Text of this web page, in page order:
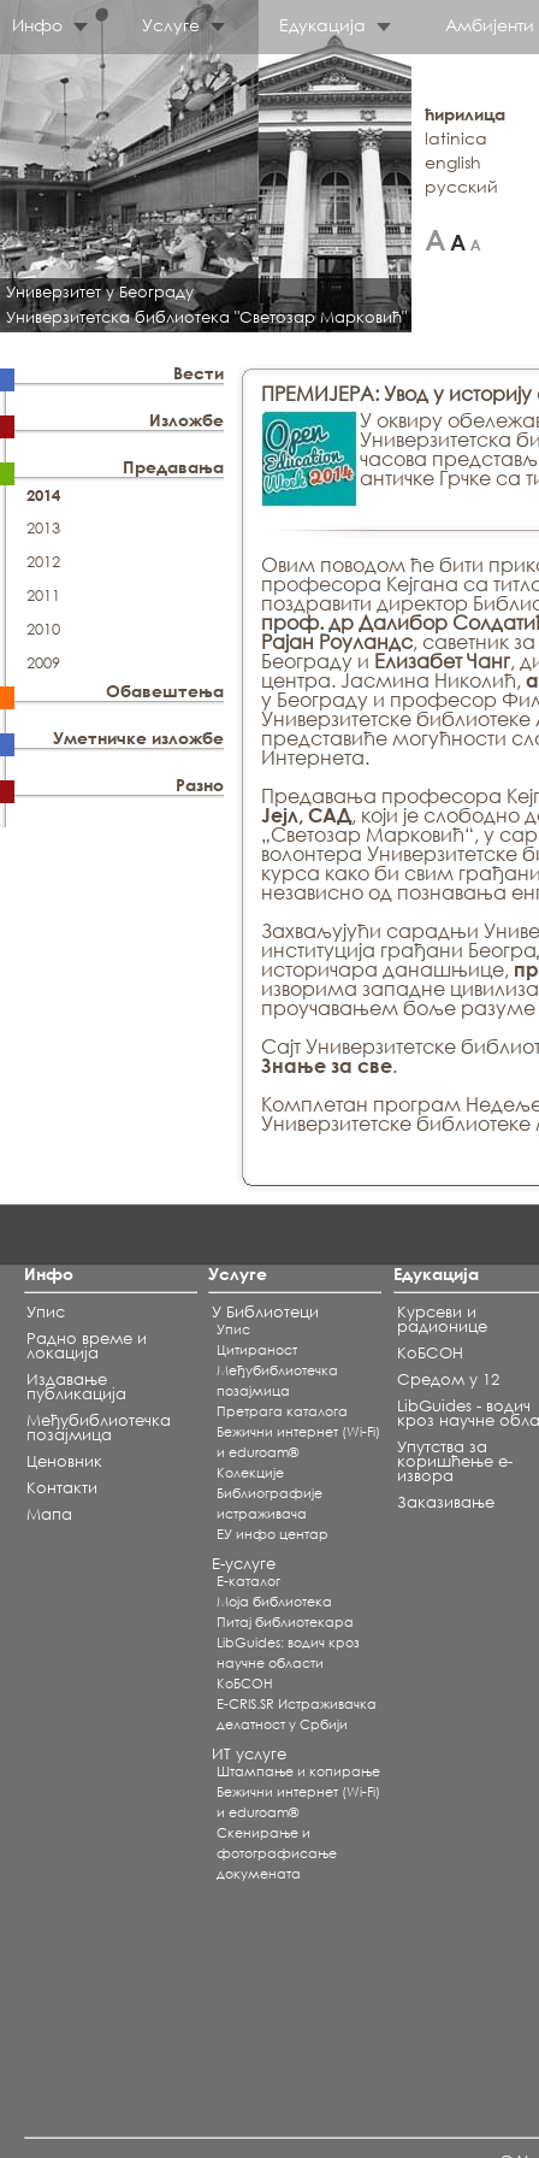
Инфо Услуге Едукација Амбијенти
Универзитет у Београду
Универзитетска библиотека "Светозар Марковић"
ћирилица
latinica
english
русский
Вести
Изложбе
Предавања
2014
2013
2012
2011
2010
2009
Обавештења
Уметничке изложбе
Разно
ПРЕМИЈЕРА: Увод у историју
У оквиру
Универзитетска
часова
античке Грчке са
Овим поводом ће бити
професора Кејгана са
поздравити директор
проф. др Далибор
Рајан Роуландс, саветник
Београду и Елизабет Чанг,
центра. Јасмина Николић,
у Београду и професор
Универзитетске
представиће могућности
Интернета.
Предавања професора
Јејл, САД, који је слободно
„Светозар Марковић“, у
волонтера Универзитетске
курса како би свим
независно од познавања
Захваљујући сарадњи
институција грађани
историчара данашњице,
изворима западне
проучавањем боље разуме
Сајт Универзитетске
Знање за све.
Комплетан програм
Универзитетске
Инфо
Упис
Радно време и
локација
Издавање
публикација
Међубиблиотечка
позајмица
Ценовник
Контакти
Мапа
Услуге
У Библиотеци
Упис
Цитираност
Међубиблиотечка
позајмица
Претрага каталога
Бежични интернет (Wi-Fi)
и eduroam®
Koлекције
Библиографије
истраживача
ЕУ инфо центар
Е-услуге
Е-каталог
Моја библиотека
Питај библиотекара
LibGuides: водич кроз
научне области
КоБСОН
E-CRIS.SR Истраживачка
делатност у Србији
ИТ услуге
Штампање и копирање
Бежични интернет (Wi-Fi)
и eduroam®
Скенирање и
фотографисање
докумената
Едукација
Курсеви и
радионице
КоБСОН
Средом у 12
LibGuides - водич
кроз научне
Упутства за
коришћење е-
извора
Заказивање